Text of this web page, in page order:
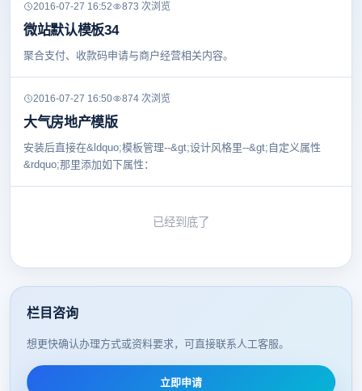
2016-07-27 16:52 873 次浏览
微站默认模板34
聚合支付、收款码申请与商户经营相关内容。
2016-07-27 16:50 874 次浏览
大气房地产模版
安装后直接在&ldquo;模板管理--&gt;设计风格里--&gt;自定义属性
&rdquo;那里添加如下属性：
已经到底了
栏目咨询
想更快确认办理方式或资料要求，可直接联系人工客服。
立即申请